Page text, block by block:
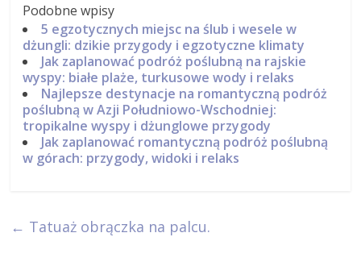
Podobne wpisy
5 egzotycznych miejsc na ślub i wesele w
dżungli: dzikie przygody i egzotyczne klimaty
Jak zaplanować podróż poślubną na rajskie
wyspy: białe plaże, turkusowe wody i relaks
Najlepsze destynacje na romantyczną podróż
poślubną w Azji Południowo-Wschodniej:
tropikalne wyspy i dżunglowe przygody
Jak zaplanować romantyczną podróż poślubną
w górach: przygody, widoki i relaks
← Tatuaż obrączka na palcu.